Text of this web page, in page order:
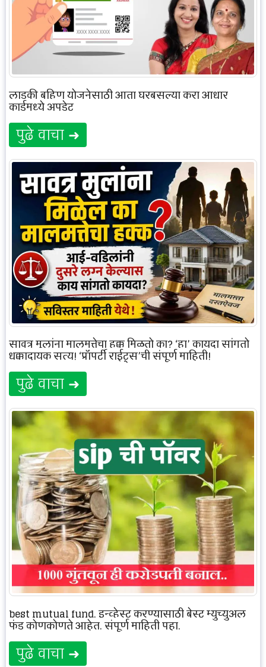
लाडकी बहिण योजनेसाठी आता घरबसल्या करा आधार
कार्डमध्ये अपडेट
पुढे वाचा ➜
सावत्र मुलांना मालमत्तेचा हक्क मिळतो का? ‘हा’ कायदा सांगतो
धक्कादायक सत्य! ‘प्रॉपर्टी राईट्स’ची संपूर्ण माहिती!
पुढे वाचा ➜
best mutual fund, इन्व्हेस्ट करण्यासाठी बेस्ट म्युच्युअल
फंड कोणकोणते आहेत. संपूर्ण माहिती पहा.
पुढे वाचा ➜